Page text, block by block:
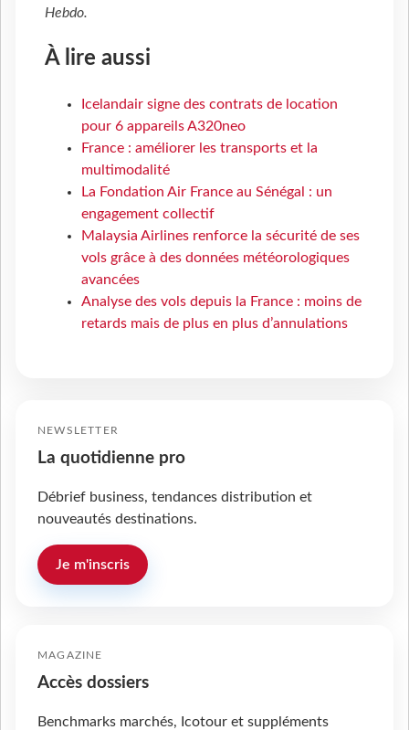
Hebdo.
À lire aussi
Icelandair signe des contrats de location
pour 6 appareils A320neo
France : améliorer les transports et la
multimodalité
La Fondation Air France au Sénégal : un
engagement collectif
Malaysia Airlines renforce la sécurité de ses
vols grâce à des données météorologiques
avancées
Analyse des vols depuis la France : moins de
retards mais de plus en plus d’annulations
NEWSLETTER
La quotidienne pro
Débrief business, tendances distribution et
nouveautés destinations.
Je m'inscris
MAGAZINE
Accès dossiers
Benchmarks marchés, Icotour et suppléments